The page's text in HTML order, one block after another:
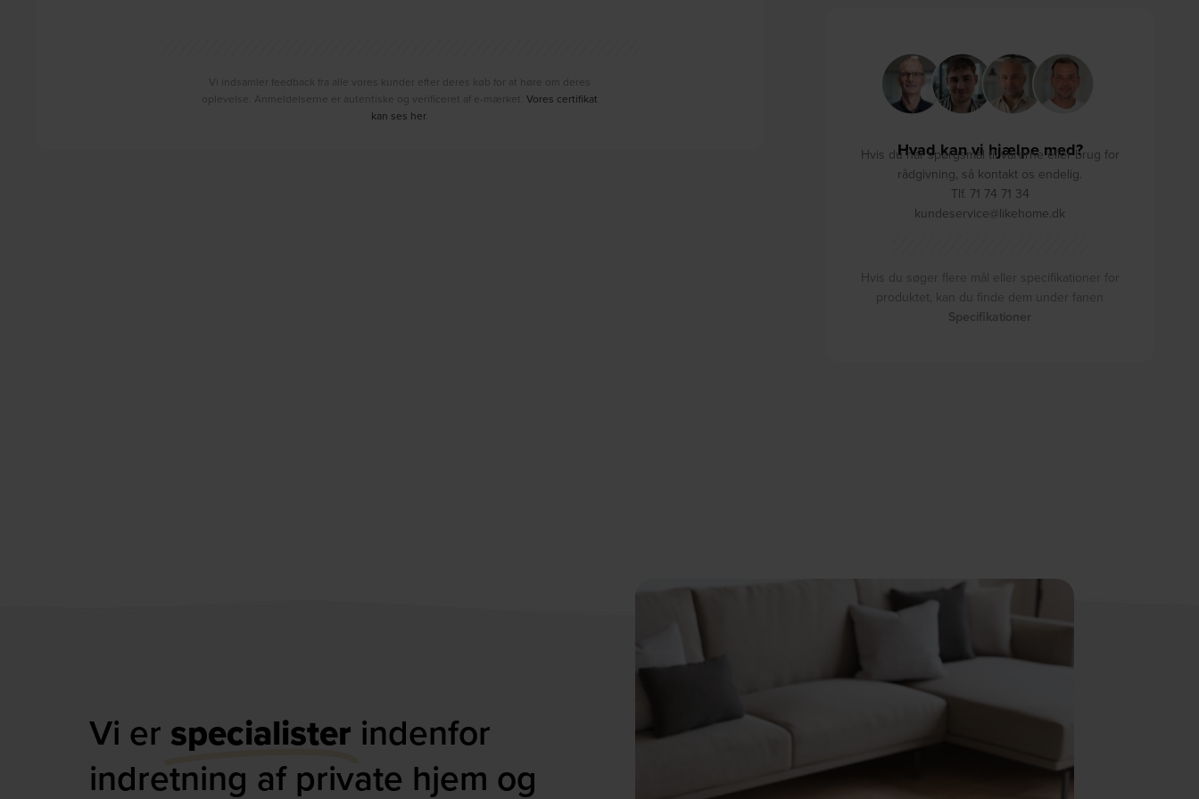
Vi indsamler feedback fra alle vores kunder efter deres køb for at høre om deres
oplevelse. Anmeldelserne er autentiske og verificeret af e-mærket. Vores certifikat
kan ses her.
Hvad kan vi hjælpe med?
Hvis du har spørgsmål til varerne eller brug for
rådgivning, så kontakt os endelig.
Tlf. 71 74 71 34
kundeservice@likehome.dk
Hvis du søger flere mål eller specifikationer for
produktet, kan du finde dem under fanen
Specifikationer
Vi er specialister indenfor
indretning af private hjem og